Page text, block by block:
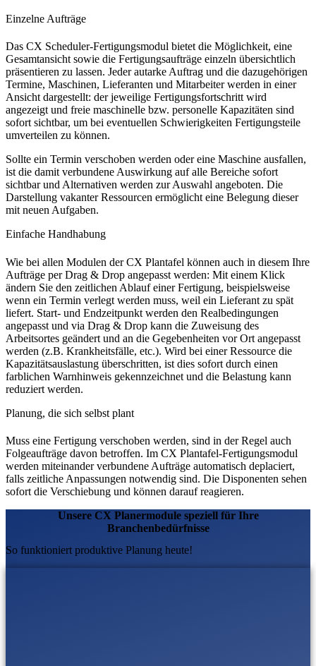
Einzelne Aufträge
Das CX Scheduler-Fertigungsmodul bietet die Möglichkeit, eine
Gesamtansicht sowie die Fertigungsaufträge einzeln übersichtlich
präsentieren zu lassen. Jeder autarke Auftrag und die dazugehörigen
Termine, Maschinen, Lieferanten und Mitarbeiter werden in einer
Ansicht dargestellt: der jeweilige Fertigungsfortschritt wird
angezeigt und freie maschinelle bzw. personelle Kapazitäten sind
sofort sichtbar, um bei eventuellen Schwierigkeiten Fertigungsteile
umverteilen zu können.
Sollte ein Termin verschoben werden oder eine Maschine ausfallen,
ist die damit verbundene Auswirkung auf alle Bereiche sofort
sichtbar und Alternativen werden zur Auswahl angeboten. Die
Darstellung vakanter Ressourcen ermöglicht eine Belegung dieser
mit neuen Aufgaben.
Einfache Handhabung
Wie bei allen Modulen der CX Plantafel können auch in diesem Ihre
Aufträge per Drag & Drop angepasst werden: Mit einem Klick
ändern Sie den zeitlichen Ablauf einer Fertigung, beispielsweise
wenn ein Termin verlegt werden muss, weil ein Lieferant zu spät
liefert. Start- und Endzeitpunkt werden den Realbedingungen
angepasst und via Drag & Drop kann die Zuweisung des
Arbeitsortes geändert und an die Gegebenheiten vor Ort angepasst
werden (z.B. Krankheitsfälle, etc.). Wird bei einer Ressource die
Kapazitätsauslastung überschritten, ist dies sofort durch einen
farblichen Warnhinweis gekennzeichnet und die Belastung kann
reduziert werden.
Planung, die sich selbst plant
Muss eine Fertigung verschoben werden, sind in der Regel auch
Folgeaufträge davon betroffen. Im CX Plantafel-Fertigungsmodul
werden miteinander verbundene Aufträge automatisch deplaciert,
falls zeitliche Anpassungen notwendig sind. Die Disponenten sehen
sofort die Verschiebung und können darauf reagieren.
Unsere CX Planermodule speziell für Ihre
Branchenbedürfnisse
So funktioniert produktive Planung heute!